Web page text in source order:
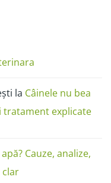
la Câinele nu bea
tratament explicate
Cauze, analize,
clar